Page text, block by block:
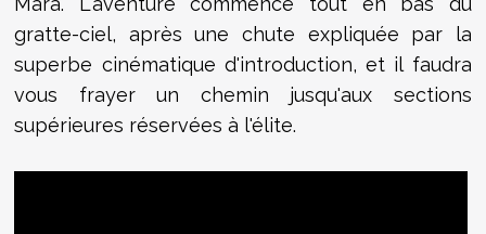
gratte-ciel, après une chute expliquée par la
superbe cinématique d'introduction, et il faudra
vous frayer un chemin jusqu'aux sections
supérieures réservées à l'élite.